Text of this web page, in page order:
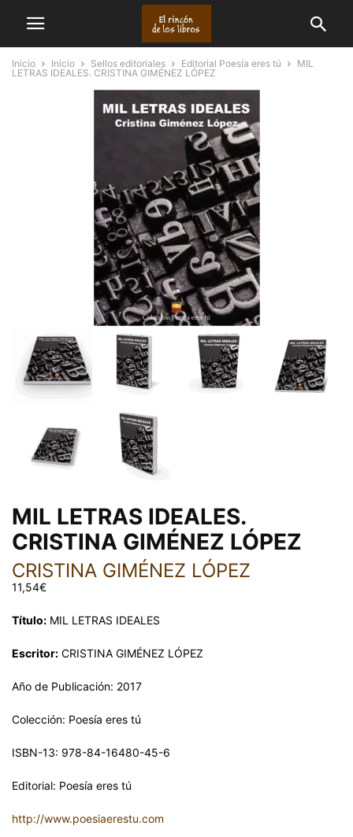
Inicio Inicio Sellos editoriales Editorial Poesía eres tú
MIL
LETRAS IDEALES. CRISTINA GIMÉNEZ LÓPEZ
MIL LETRAS IDEALES.
CRISTINA GIMÉNEZ LÓPEZ
CRISTINA GIMÉNEZ LÓPEZ
11,54€
Título: MIL LETRAS IDEALES
Escritor: CRISTINA GIMÉNEZ LÓPEZ
Año de Publicación: 2017
Colección: Poesía eres tú
ISBN-13: 978-84-16480-45-6
Editorial: Poesía eres tú
http://www.poesiaerestu.com